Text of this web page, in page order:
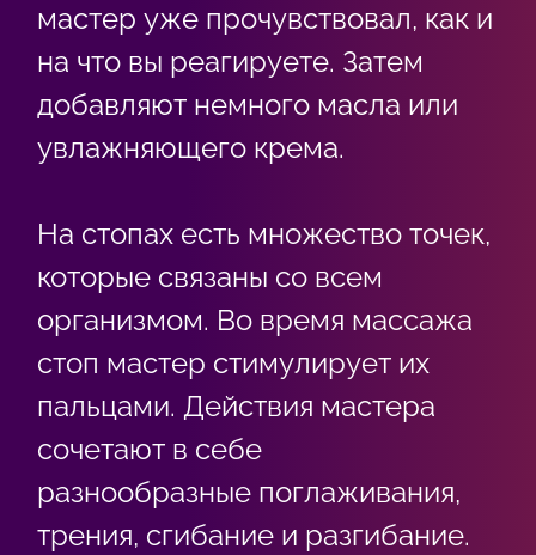
мастер уже прочувствовал, как и
на что вы реагируете. Затем
добавляют немного масла или
увлажняющего крема.
На стопах есть множество точек,
которые связаны со всем
организмом. Во время массажа
стоп мастер стимулирует их
пальцами. Действия мастера
сочетают в себе
разнообразные поглаживания,
трения, сгибание и разгибание.